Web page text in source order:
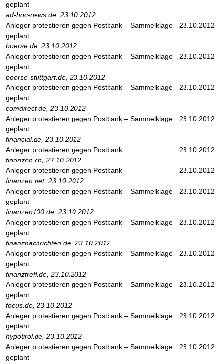
geplant
ad-hoc-news.de, 23.10.2012
Anleger protestieren gegen Postbank – Sammelklage
geplant
boerse.de, 23.10.2012
23.10.2012
Anleger protestieren gegen Postbank – Sammelklage
geplant
boerse-stuttgart.de, 23.10.2012
23.10.2012
Anleger protestieren gegen Postbank – Sammelklage
geplant
comdirect.de, 23.10.2012
23.10.2012
Anleger protestieren gegen Postbank – Sammelklage
geplant
financial.de, 23.10.2012
23.10.2012
Anleger protestieren gegen Postbank
finanzen.ch, 23.10.2012
23.10.2012
Anleger protestieren gegen Postbank
finanzen.net, 23.10.2012
23.10.2012
Anleger protestieren gegen Postbank – Sammelklage
geplant
finanzen100.de, 23.10.2012
23.10.2012
Anleger protestieren gegen Postbank – Sammelklage
geplant
finanznachrichten.de, 23.10.2012
23.10.2012
Anleger protestieren gegen Postbank – Sammelklage
geplant
finanztreff.de, 23.10.2012
23.10.2012
Anleger protestieren gegen Postbank – Sammelklage
geplant
focus.de, 23.10.2012
23.10.2012
Anleger protestieren gegen Postbank – Sammelklage
geplant
hypotirol.de, 23.10.2012
23.10.2012
Anleger protestieren gegen Postbank – Sammelklage
geplant
23.10.2012